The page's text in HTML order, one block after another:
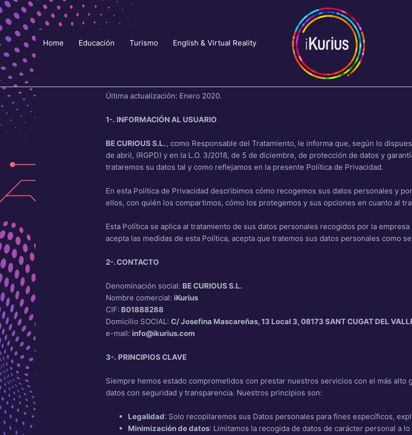
Ir
contenido
Home
Educación Turismo English & Virtual Reality
Última actualización: Enero 2020.
1-. INFORMACIÓN AL USUARIO
BE CURIOUS S.L., como Responsable del Tratamiento, le informa que, según lo
de abril, (RGPD) y en la L.O. 3/2018, de 5 de diciembre, de protección de datos y
trataremos su datos tal y como reflejamos en la presente Política de Privacidad.
En esta Política de Privacidad describimos cómo recogemos sus datos personales y
ellos, con quién los compartimos, cómo los protegemos y sus opciones en cuanto al
Esta Política se aplica al tratamiento de sus datos personales recogidos por la
acepta las medidas de esta Política, acepta que tratemos sus datos personales como
2-. CONTACTO
Denominación social: BE CURIOUS S.L.
Nombre comercial: iKurius
CIF: B01888288
Domicilio SOCIAL:C/ Josefina Mascareñas, 13 Local 3, 08173 SANT CUGAT DEL
e-mail: info@ikurius.com
3-. PRINCIPIOS CLAVE
Siempre hemos estado comprometidos con prestar nuestros servicios con el más alto
datos con seguridad y transparencia. Nuestros principios son:
Legalidad: Solo recopilaremos sus Datos personales para fines específicos,
Minimización de datos: Limitamos la recogida de datos de carácter personal a